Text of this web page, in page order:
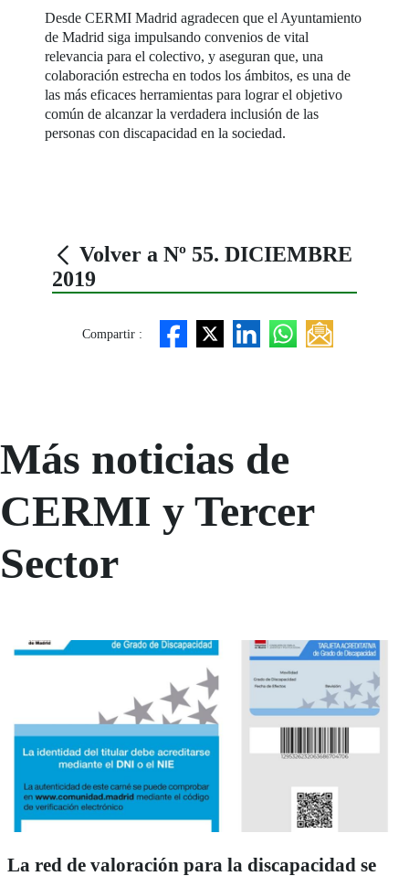
Desde CERMI Madrid agradecen que el Ayuntamiento
de Madrid siga impulsando convenios de vital
relevancia para el colectivo, y aseguran que, una
colaboración estrecha en todos los ámbitos, es una de
las más eficaces herramientas para lograr el objetivo
común de alcanzar la verdadera inclusión de las
personas con discapacidad en la sociedad.
Volver a Nº 55. DICIEMBRE
2019
Compartir :
Más noticias de
CERMI y Tercer
Sector
La red de valoración para la discapacidad se